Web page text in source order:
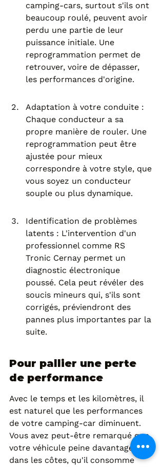
camping-cars, surtout s'ils ont
beaucoup roulé, peuvent avoir
perdu une partie de leur
puissance initiale. Une
reprogrammation permet de
retrouver, voire de dépasser,
les performances d'origine.
Adaptation à votre conduite :
Chaque conducteur a sa
propre manière de rouler. Une
reprogrammation peut être
ajustée pour mieux
correspondre à votre style, que
vous soyez un conducteur
souple ou plus dynamique.
Identification de problèmes
latents : L'intervention d'un
professionnel comme RS
Tronic Cernay permet un
diagnostic électronique
poussé. Cela peut révéler des
soucis mineurs qui, s'ils sont
corrigés, préviendront des
pannes plus importantes par la
suite.
Pour pallier une perte
de performance
Avec le temps et les kilomètres, il
est naturel que les performances
de votre camping-car diminuent.
Vous avez peut-être remarqué que
votre véhicule peine davantage
dans les côtes, qu'il consomme